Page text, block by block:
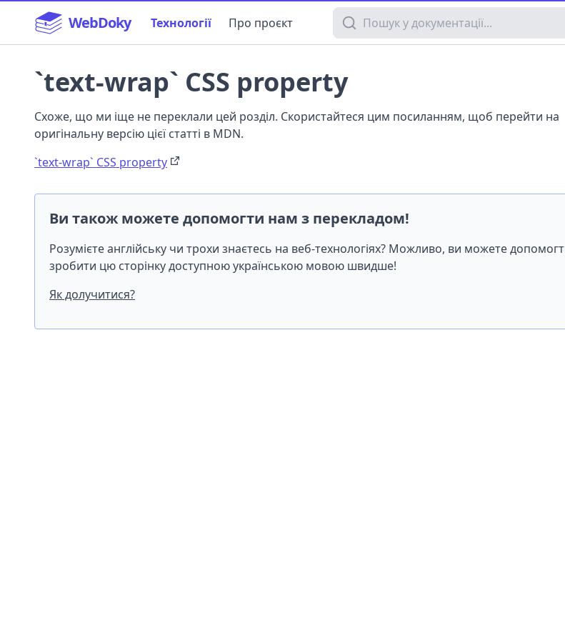
WebDoky Технології Про проєкт Пошук у документації
`text-wrap` CSS property
Схоже, що ми іще не переклали цей розділ. Скористайтеся цим посиланням, щоб перейти на
оригінальну версію цієї статті в MDN.
`text-wrap` CSS property
Ви також можете допомогти нам з перекладом!
Розумієте англійську чи трохи знаєтесь на веб-технологіях? Можливо, ви можете
зробити цю сторінку доступною українською мовою швидше!
Як долучитися?